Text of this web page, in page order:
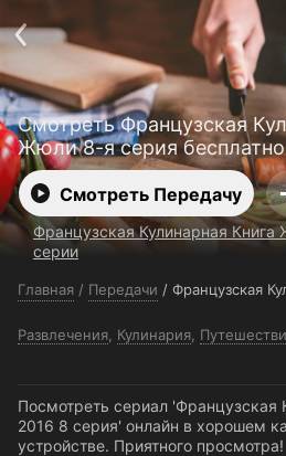
Смотреть Французская
Жюли 8-я серия бесплатно
Смотреть Передачу
Французская Кулинарная
серии
Главная / Передачи / Французская
Развлечения Кулинария
Посмотреть сериал 'Французская
2016 8 серия' онлайн в хорошем
устройстве. Приятного просмотра!
Пользовательское
Политика конфиденциальности
Открыть приложение
Ввести
Установить на ТВ
Бесплатные